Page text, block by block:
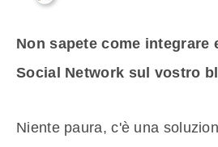
Non sapete come integrare
Social Network sul vostro
Niente paura, c'è una